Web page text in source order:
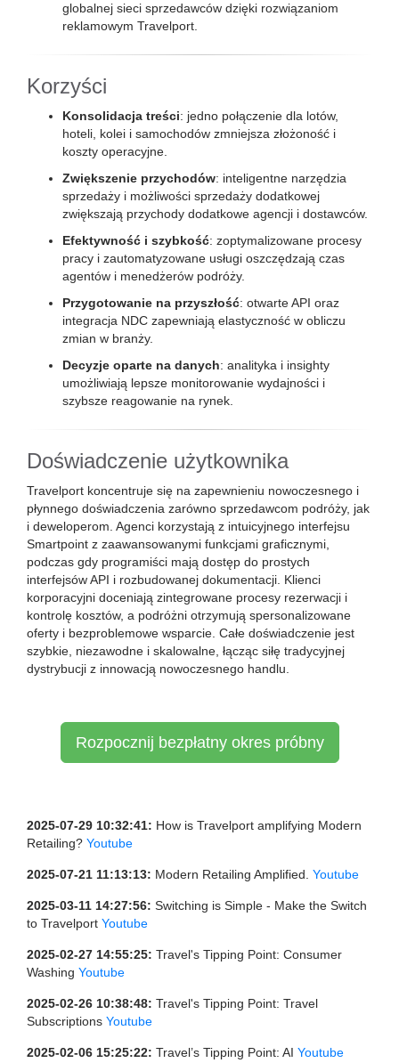
globalnej sieci sprzedawców dzięki rozwiązaniom
reklamowym Travelport.
Korzyści
Konsolidacja treści: jedno połączenie dla lotów,
hoteli, kolei i samochodów zmniejsza złożoność i
koszty operacyjne.
Zwiększenie przychodów: inteligentne narzędzia
sprzedaży i możliwości sprzedaży dodatkowej
zwiększają przychody dodatkowe agencji i dostawców.
Efektywność i szybkość: zoptymalizowane procesy
pracy i zautomatyzowane usługi oszczędzają czas
agentów i menedżerów podróży.
Przygotowanie na przyszłość: otwarte API oraz
integracja NDC zapewniają elastyczność w obliczu
zmian w branży.
Decyzje oparte na danych: analityka i insighty
umożliwiają lepsze monitorowanie wydajności i
szybsze reagowanie na rynek.
Doświadczenie użytkownika
Travelport koncentruje się na zapewnieniu nowoczesnego i
płynnego doświadczenia zarówno sprzedawcom podróży, jak
i deweloperom. Agenci korzystają z intuicyjnego interfejsu
Smartpoint z zaawansowanymi funkcjami graficznymi,
podczas gdy programiści mają dostęp do prostych
interfejsów API i rozbudowanej dokumentacji. Klienci
korporacyjni doceniają zintegrowane procesy rezerwacji i
kontrolę kosztów, a podróżni otrzymują spersonalizowane
oferty i bezproblemowe wsparcie. Całe doświadczenie jest
szybkie, niezawodne i skalowalne, łącząc siłę tradycyjnej
dystrybucji z innowacją nowoczesnego handlu.
Rozpocznij bezpłatny okres próbny
2025-07-29 10:32:41: How is Travelport amplifying Modern
Retailing? Youtube
2025-07-21 11:13:13: Modern Retailing Amplified. Youtube
2025-03-11 14:27:56: Switching is Simple - Make the Switch
to Travelport Youtube
2025-02-27 14:55:25: Travel's Tipping Point: Consumer
Washing Youtube
2025-02-26 10:38:48: Travel's Tipping Point: Travel
Subscriptions Youtube
2025-02-06 15:25:22: Travel’s Tipping Point: AI Youtube